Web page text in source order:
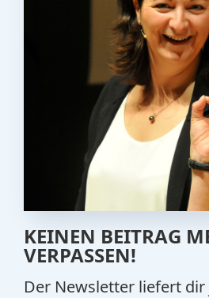
KEINEN BEITRAG
VERPASSEN!
Der Newsletter liefert